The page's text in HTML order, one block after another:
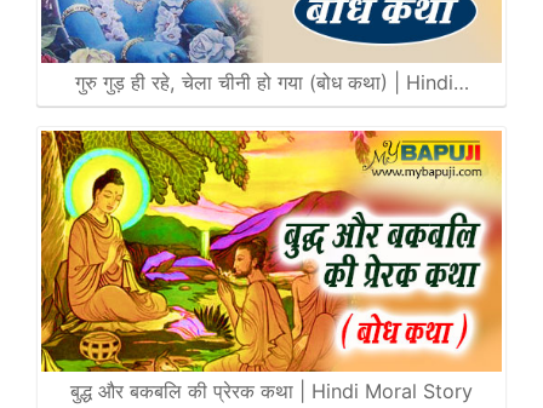
गुरु गुड़ ही रहे, चेला चीनी हो गया (बोध कथा) | Hindi…
बुद्ध और बकबलि की प्रेरक कथा | Hindi Moral Story